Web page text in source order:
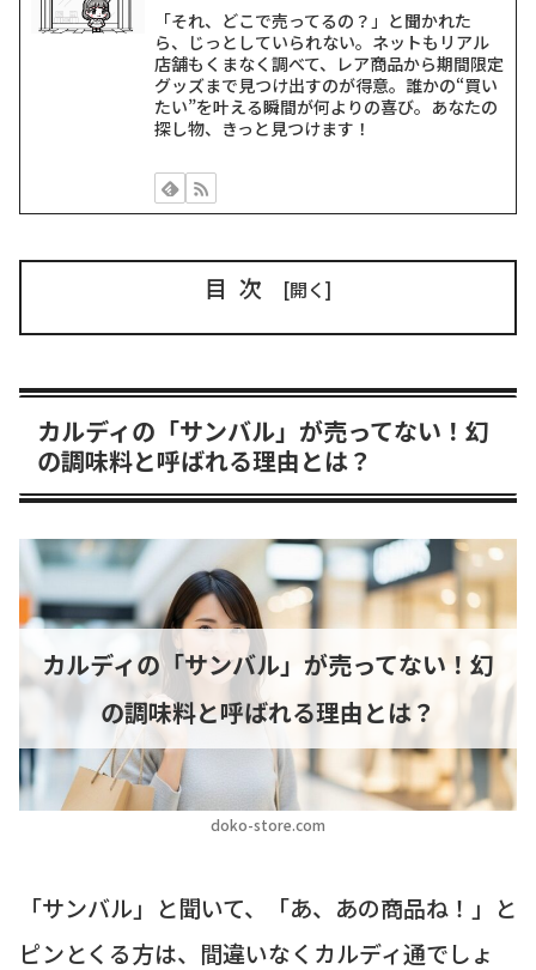
「それ、どこで売ってるの？」と聞かれた
ら、じっとしていられない。ネットもリアル
店舗もくまなく調べて、レア商品から期間限定
グッズまで見つけ出すのが得意。誰かの“買い
たい”を叶える瞬間が何よりの喜び。あなたの
探し物、きっと見つけます！
目次
カルディの「サンバル」が売ってない！幻
の調味料と呼ばれる理由とは？
doko-store.com
カルディの「サンバル」が売ってない！幻
の調味料と呼ばれる理由とは？
「サンバル」と聞いて、「あ、あの商品ね！」と
ピンとくる方は、間違いなくカルディ通でしょ